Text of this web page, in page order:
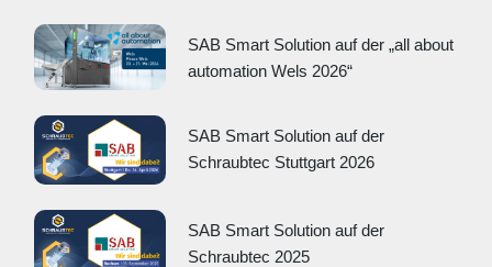
SAB Smart Solution auf der „all about
automation Wels 2026“
SAB Smart Solution auf der
Schraubtec Stuttgart 2026
SAB Smart Solution auf der
Schraubtec 2025